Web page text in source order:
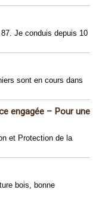
Je conduis depuis 10
sont en cours dans
engagée – Pour une
et Protection de la
bois, bonne